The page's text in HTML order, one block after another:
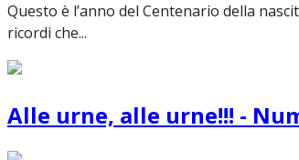
Questo è l’anno del Centenario della
ricordi che...
Alle urne, alle urne!!! -